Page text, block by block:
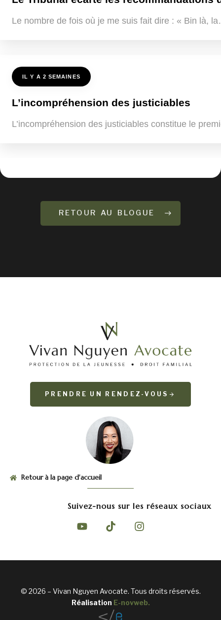
Le nombre de fois où je me suis fait dire : « Bin là,
IL Y A 2 SEMAINES
L’incompréhension des justiciables
L’incompréhension des justiciables constitue le
RETOUR AU BLOGUE
PRENDRE UN RENDEZ-VOUS
Retour à la page d'accueil
Suivez-nous sur les réseaux sociaux
© 2026 – Vivan Nguyen Avocate. Tous droits réservés.
Réalisation E-novweb.